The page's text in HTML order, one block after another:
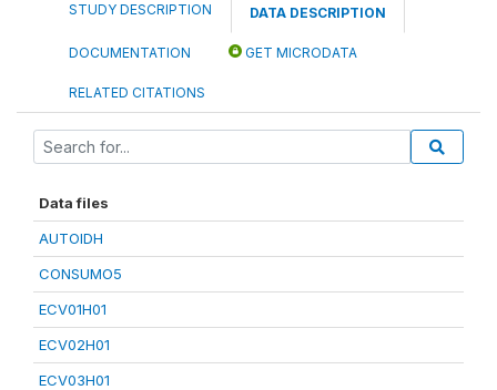
STUDY DESCRIPTION DATA DESCRIPTION
DOCUMENTATION GET MICRODATA
RELATED CITATIONS
Data files
AUTOIDH
CONSUMO5
ECV01H01
ECV02H01
ECV03H01